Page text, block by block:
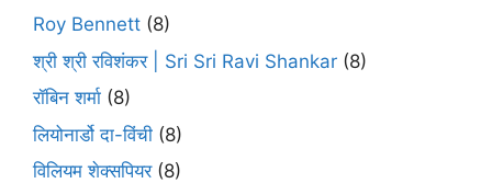
Roy Bennett (8)
श्री श्री रविशंकर | Sri Sri Ravi Shankar (8)
रॉबिन शर्मा (8)
लियोनार्डो दा-विंची (8)
विलियम शेक्सपियर(8)